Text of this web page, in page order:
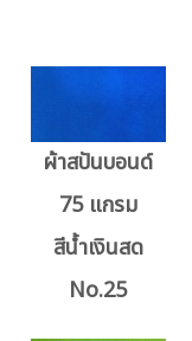
ผ้าสปันบอนด์
75 แกรม
สีน้ำเงินสด
No.25